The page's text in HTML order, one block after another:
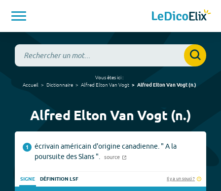
Vous êtes ici :
Accueil
Dictionnaire Alfred Elton Van Vogt Alfred Elton Van Vogt(n.)
Alfred Elton Van Vogt (n.)
1
écrivain américain d'origine canadienne. " A la
poursuite des Slans ".
source
SIGNE DÉFINITION LSF Il y a un souci ?